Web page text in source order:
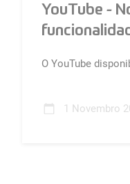
YouTube -
O YouTube
1 Novembro